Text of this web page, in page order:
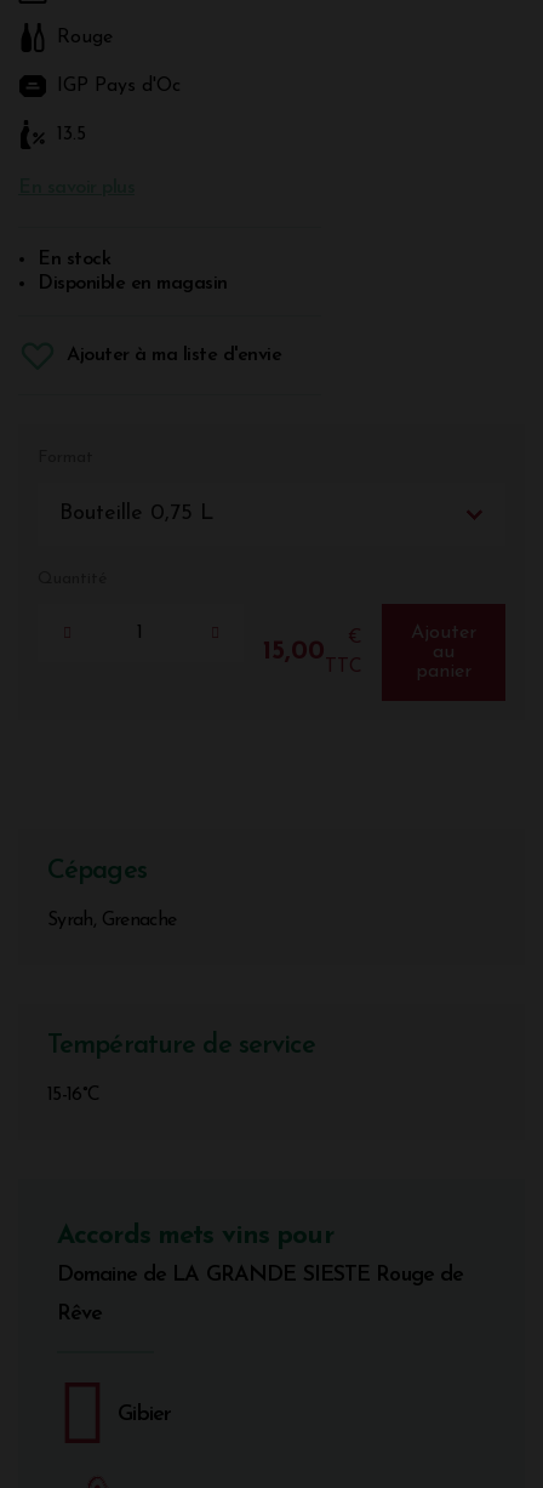
Rouge
IGP Pays d'Oc
13.5
En stock
Disponible en magasin
Ajouter à ma liste d'envie
Bouteille 0,75 L
15,00
€
TTC
Ajouter
au
panier
Cépages
Syrah, Grenache
Température de service
15-16°C
Accords mets vins pour
Domaine de LA GRANDE SIESTE Rouge de
Rêve
Gibier